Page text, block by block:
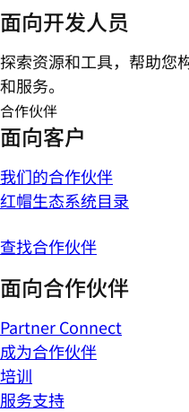
面向开发人员
探索资源和工具，帮助您
和服务。
合作伙伴
面向客户
我们的合作伙伴
红帽生态系统目录
查找合作伙伴
面向合作伙伴
Partner Connect
成为合作伙伴
培训
服务支持